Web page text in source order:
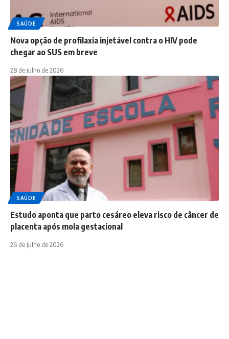
SAÚDE
Nova opção de profilaxia injetável contra o HIV pode
chegar ao SUS em breve
28 de julho de 2026
SAÚDE
Estudo aponta que parto cesáreo eleva risco de câncer de
placenta após mola gestacional
26 de julho de 2026